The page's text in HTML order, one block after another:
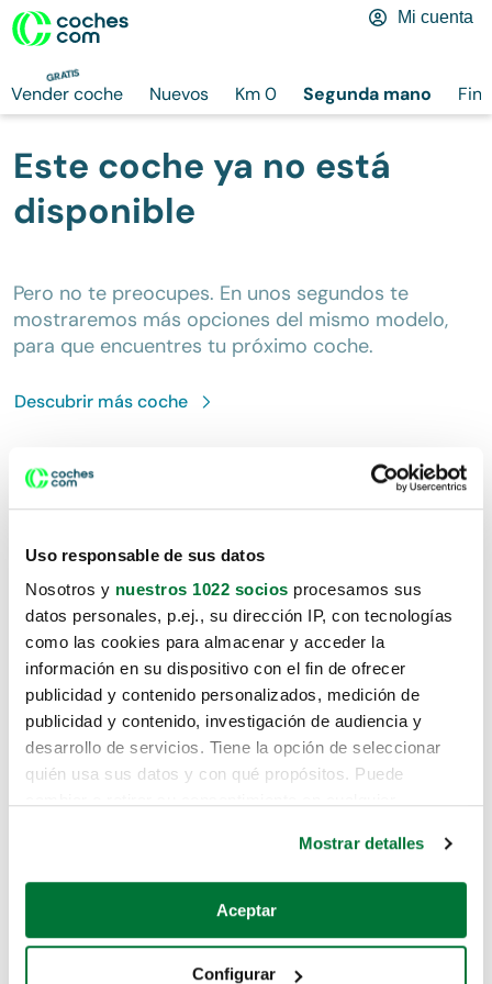
Uso responsable de sus datos
Nosotros y nuestros 1022 socios procesamos sus
datos personales, p.ej., su dirección IP, con tecnologías
como las cookies para almacenar y acceder la
información en su dispositivo con el fin de ofrecer
publicidad y contenido personalizados, medición de
publicidad y contenido, investigación de audiencia y
desarrollo de servicios. Tiene la opción de seleccionar
quién usa sus datos y con qué propósitos. Puede
Si lo permite, también quisiéramos:
Recopilar información sobre su ubicación geográfica
Mostrar detalles
Aceptar
Configurar
GRATIS
Vender coche Nuevos Km 0 Segunda mano
Mi cuenta
Este coche ya no está
disponible
Pero no te preocupes. En unos segundos te
mostraremos más opciones del mismo modelo,
para que encuentres tu próximo coche.
Descubrir máscoche